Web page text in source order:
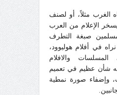
الغرب مثلاً، أو لصنف
الإعلام من العرب
صبغة التطرف
في أفلام هوليوود،
والافلام
شأن عظيم في تعميم
وإضفاء صورة نمطية